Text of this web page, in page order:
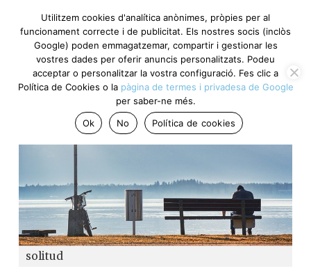
solitud
Utilitzem cookies d'analítica anònimes, pròpies per al
funcionament correcte i de publicitat. Els nostres socis (inclòs
Google) poden emmagatzemar, compartir i gestionar les
vostres dades per oferir anuncis personalitzats. Podeu
acceptar o personalitzar la vostra configuració. Fes clic a
Política de Cookies o la pàgina de termes i privadesa de Google
per saber-ne més.
Ok
No Política de cookies